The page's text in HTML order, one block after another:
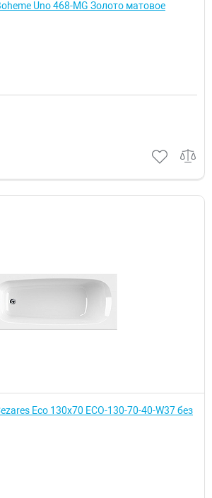
Uno 468-MG Золото матовое
Eco 130х70 ECO-130-70-40-W37 без